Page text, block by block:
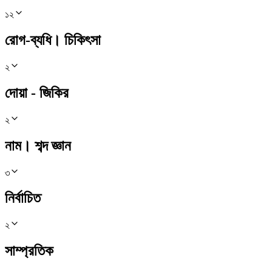
১২
রোগ-ব্যধি। চিকিৎসা
২
দোয়া - জিকির
২
নাম। শব্দ জ্ঞান
৩
নির্বাচিত
২
সাম্প্রতিক